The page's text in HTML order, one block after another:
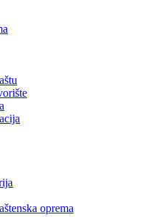
oprema